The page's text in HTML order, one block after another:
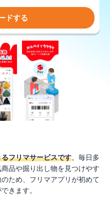
ドする
フリマサービスです。毎日多
品や掘り出し物を見つけやす
ため、フリマアプリが初めて
きます。